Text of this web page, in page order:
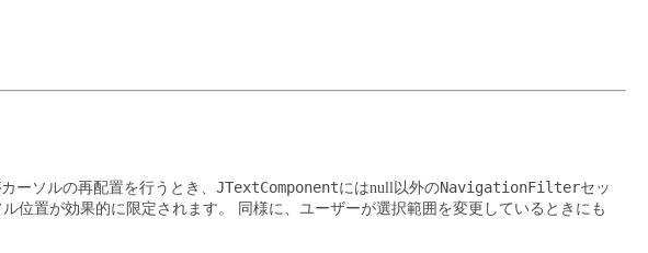
ーソルの再配置を行うとき、 JTextComponentにはnull以外のNavigationFilterセッ
位置が効果的に限定されます。 同様に、ユーザーが選択範囲を変更しているときにも